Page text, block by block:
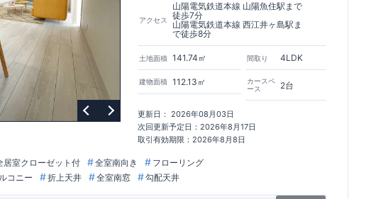
アクセス
山陽電気鉄道本線 山陽魚住駅まで
徒歩7分
山陽電気鉄道本線 西江井ヶ島駅ま
で徒歩8分
土地面積 141.74㎡
建物面積 112.13㎡
間取り 4LDK
カースペ
ース
2台
更新日： 2026年08月03日
次回更新予定日：2026年8月17日
取引有効期限：2026年8月8日
居室クローゼット付 全室南向き
フローリング
コニー 折上天井 全室南窓 勾配天井